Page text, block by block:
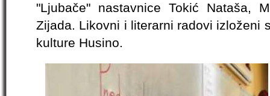
"Ljubače" nastavnice Tokić Nataša,
Zijada. Likovni i literarni radovi izloženi
kulture Husino.